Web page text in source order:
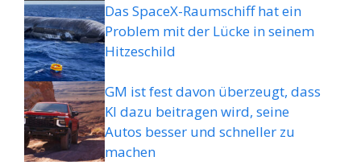
Das SpaceX-Raumschiff hat ein
Problem mit der Lücke in seinem
Hitzeschild
GM ist fest davon überzeugt, dass
KI dazu beitragen wird, seine
Autos besser und schneller zu
machen